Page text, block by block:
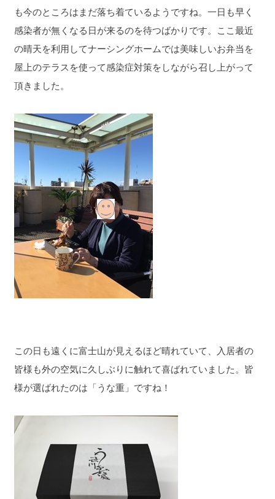
も今のところはまだ落ち着ているようですね。一日も早く
感染者が無くなる日が来るのを待つばかりです。ここ最近
の晴天を利用してナーシングホームでは美味しいお弁当を
屋上のテラスを使って感染症対策をしながら召し上がって
頂きました。
この日も遠くに富士山が見えるほど晴れていて、入居者の
皆様も外の空気に久しぶりに触れて喜ばれていました。皆
様が選ばれたのは「うな重」ですね！